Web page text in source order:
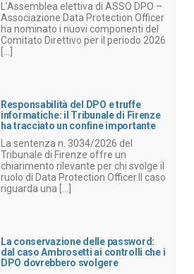
L’Assemblea elettiva di ASSO DPO –
Associazione Data Protection Officer
ha nominato i nuovi componenti del
Comitato Direttivo per il periodo 2026
[...]
Responsabilità del DPO e truffe
informatiche: il Tribunale di Firenze
ha tracciato un confine importante
La sentenza n. 3034/2026 del
Tribunale di Firenze offre un
chiarimento rilevante per chi svolge il
ruolo di Data Protection Officer.Il caso
riguarda una [...]
La conservazione delle password:
dal caso Ambrosetti ai controlli che i
DPO dovrebbero svolgere